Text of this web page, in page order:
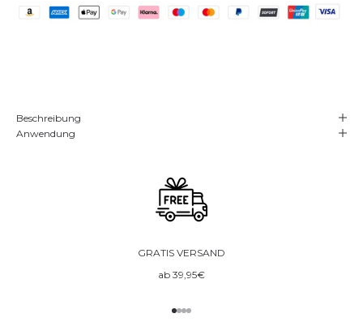
Beschreibung
Anwendung
GRATIS VERSAND
ab 39,95€
Go to element 1
Go to element 2
Go to element 3
Go to element 4